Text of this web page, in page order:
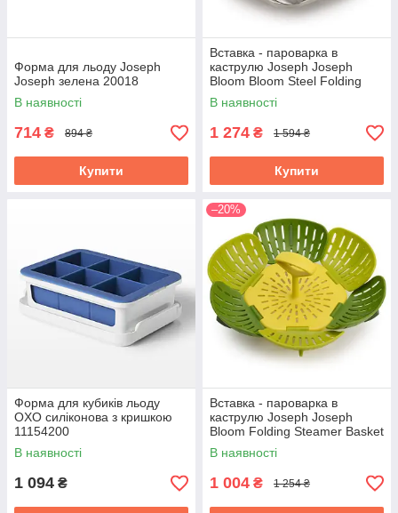
Форма для льоду Joseph
Joseph зелена 20018
В наявності
714 ₴ 894 ₴
Купити
Вставка - пароварка в
каструлю Joseph Joseph
Bloom Bloom Steel Folding
Steamer Basket металева
45033
В наявності
1 274 ₴ 1 594 ₴
Купити
Форма для кубиків льоду
OXO силіконова з кришкою
11154200
В наявності
1 094 ₴
–20%
Вставка - пароварка в
каструлю Joseph Joseph
Bloom Folding Steamer Basket
45030
В наявності
1 004 ₴ 1 254 ₴